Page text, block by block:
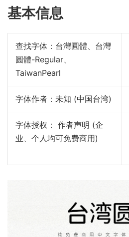
基本信息
查找字体： 台灣圓體、台灣
圓體-Regular、
TaiwanPearl
字体作者：未知 (中国台湾)
字体授权： 作者声明 (企
业、个人均可免费商用)